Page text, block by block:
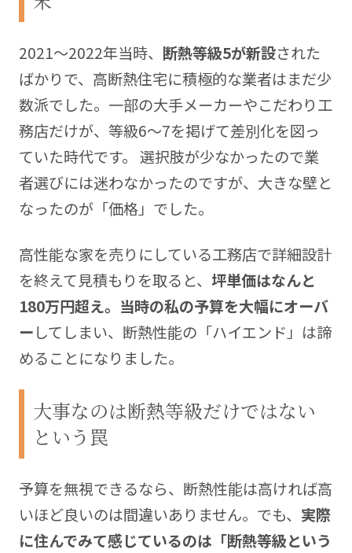
2021〜2022年当時、 断熱等級5が新設された
ばかりで、高断熱住宅に積極的な業者はまだ少
数派でした。一部の大手メーカーやこだわり工
務店だけが、等級6〜7を掲げて差別化を図っ
ていた時代です。 選択肢が少なかったので業
者選びには迷わなかったのですが、大きな壁と
なったのが「価格」でした。
高性能な家を売りにしている工務店で詳細設計
を終えて見積もりを取ると、 坪単価はなんと
180万円超え。当時の私の予算を大幅にオーバ
ーしてしまい、断熱性能の「ハイエンド」は諦
めることになりました。
大事なのは断熱等級だけではない
という罠
予算を無視できるなら、断熱性能は高ければ高
いほど良いのは間違いありません。でも、 実際
に住んでみて感じているのは「断熱等級という